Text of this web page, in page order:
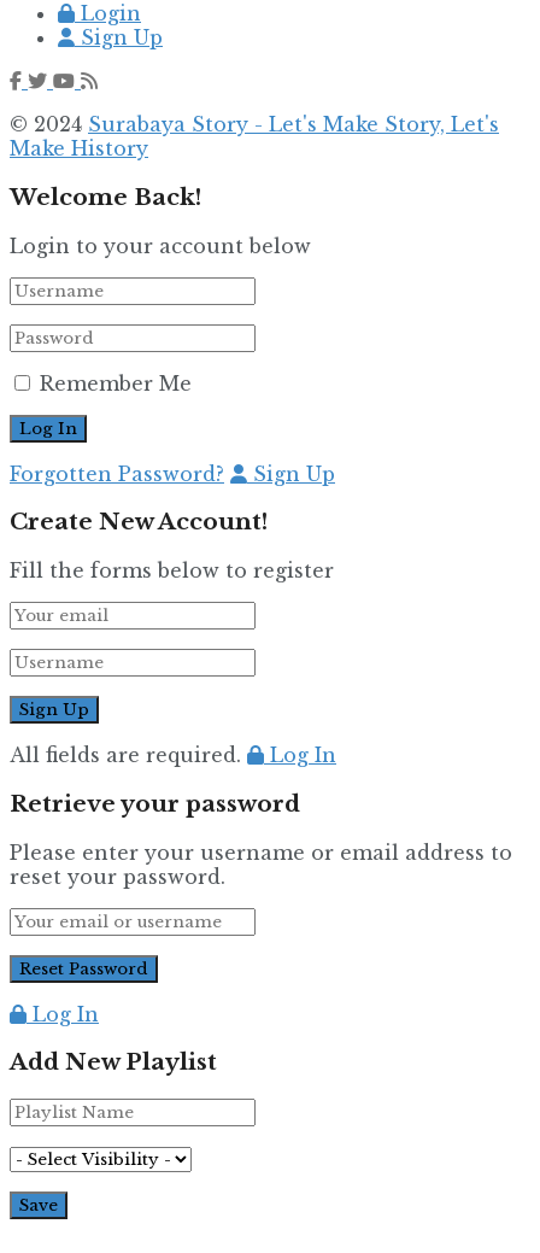
Login
Sign Up
© 2024 Surabaya Story - Let's Make Story, Let's
Make History
Welcome Back!
Login to your account below
Remember Me
Forgotten Password? Sign Up
Create New Account!
Fill the forms below to register
All fields are required. Log In
Retrieve your password
Please enter your username or email address to
reset your password.
Log In
Add New Playlist